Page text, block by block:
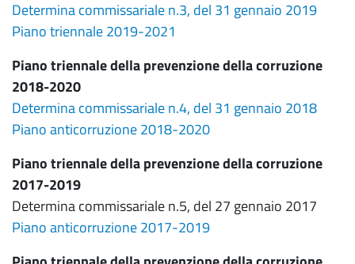
Determina commissariale n.3, del 31 gennaio 2019
Piano triennale 2019-2021
Piano triennale della prevenzione della corruzione
2018-2020
Determina commissariale n.4, del 31 gennaio 2018
Piano anticorruzione 2018-2020
Piano triennale della prevenzione della corruzione
2017-2019
Determina commissariale n.5, del 27 gennaio 2017
Piano anticorruzione 2017-2019